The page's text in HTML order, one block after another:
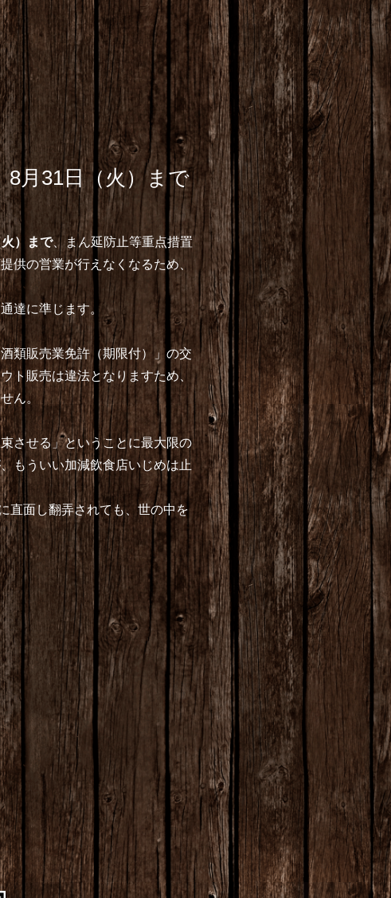
8月31日（火）まで
）まで、まん延防止等重点措置
供の営業が行えなくなるため、
達に準じます。
類販売業免許（期限付）」の交
ト販売は違法となりますため、
ん。
させる」ということに最大限の
もういい加減飲食店いじめは止
直面し翻弄されても、世の中を